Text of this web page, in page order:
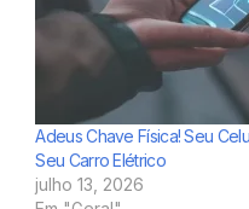
Adeus Chave Física! Seu
Seu Carro Elétrico
julho 13, 2026